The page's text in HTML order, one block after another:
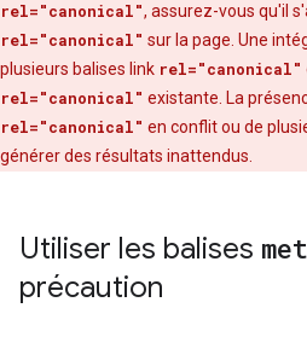
rel="canonical", assurez-vous qu'il
rel="canonical" sur la page. Une
plusieurs balises link rel="canonical"
rel="canonical" existante. La
rel="canonical" en conflit ou de
générer des résultats inattendus.
Utiliser les balises
précaution